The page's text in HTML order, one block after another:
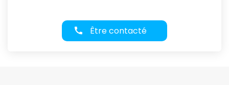
Être contacté